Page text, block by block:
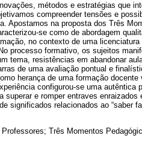
métodos e estratégias que
compreender tensões e
Apostamos na proposta dos Três
se como de abordagem
no contexto de uma licenciatura
processo formativo, os sujeitos
tema, resistências em abandonar
de uma avaliação pontual e
herança de uma formação docente
configurou-se uma autêntica
superar e romper entraves enraizados
significados relacionados ao “saber
Professores; Três Momentos